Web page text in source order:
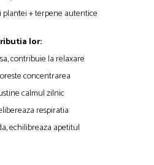
plantei + terpene autentice
lor:
contribuie la relaxare
concentrarea
calmul zilnic
respiratia
echilibreaza apetitul